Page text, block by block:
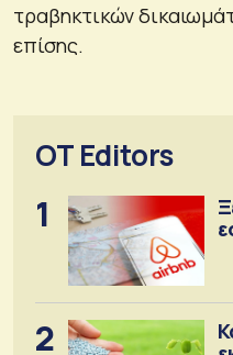
τραβηκτικών
επίσης.
OT Editors
1
2